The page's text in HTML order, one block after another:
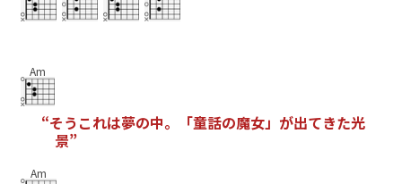
Am
“そう これは夢の中。 「童話の魔女」 が出てきた光
景”
Am